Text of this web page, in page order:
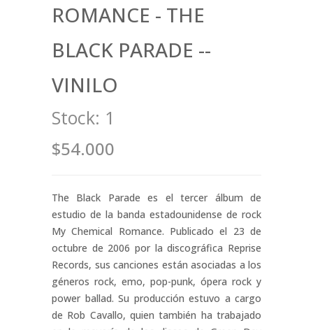
ROMANCE - THE
BLACK PARADE --
VINILO
Stock: 1
$54.000
The Black Parade es el tercer álbum de
estudio de la banda estadounidense de rock
My Chemical Romance. Publicado el 23 de
octubre de 2006 por la discográfica Reprise
Records, sus canciones están asociadas a los
géneros rock, emo, pop-punk, ópera rock y
power ballad. Su producción estuvo a cargo
de Rob Cavallo, quien también ha trabajado